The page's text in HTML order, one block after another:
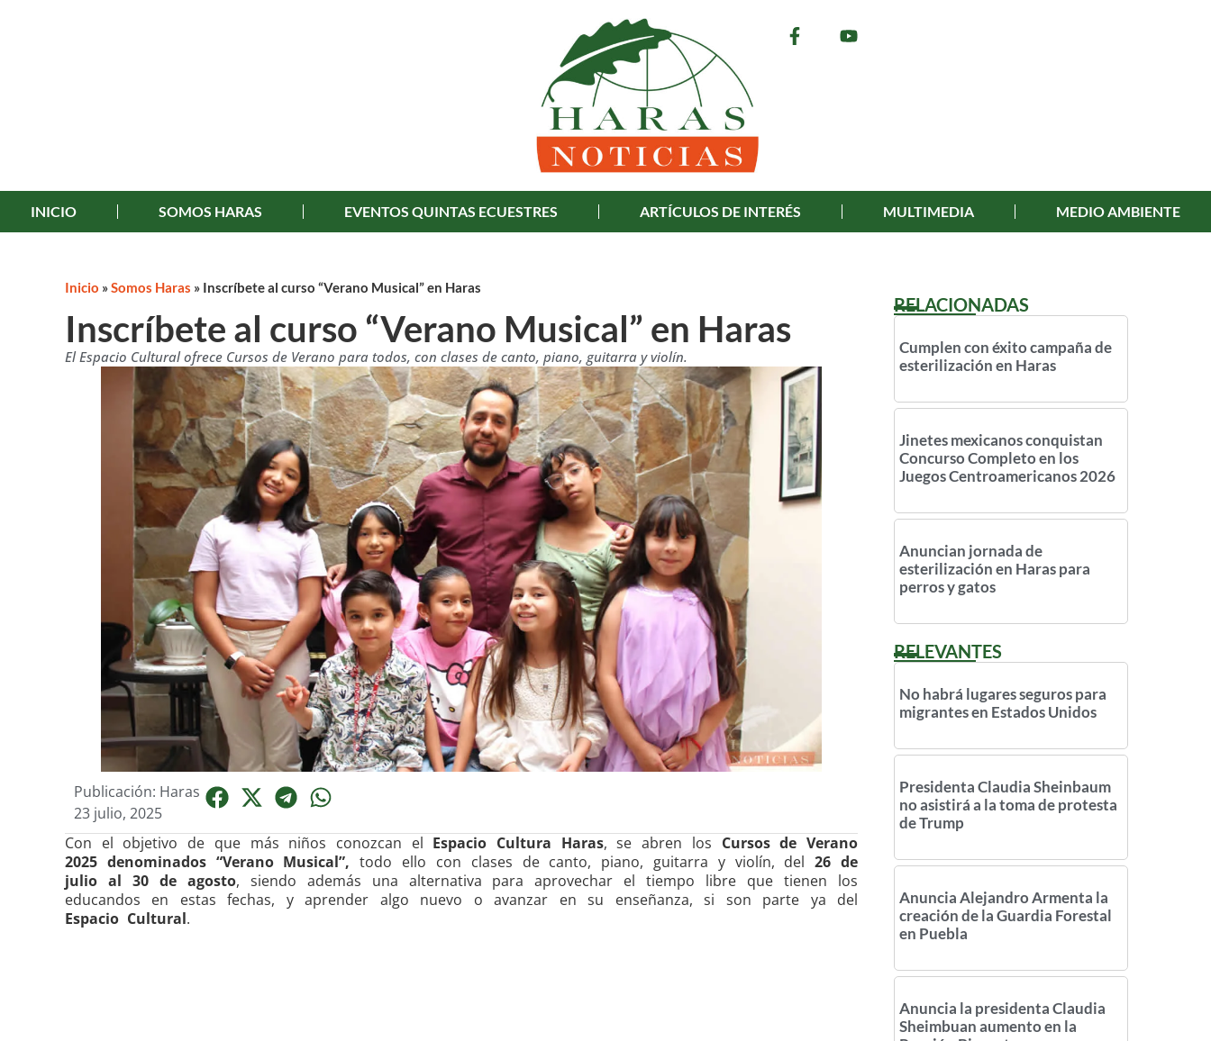
INICIO SOMOS HARAS EVENTOS QUINTAS ECUESTRES ARTÍCULOS DE INTERÉS MULTIMEDIA MEDIO AMBIENTE
Inicio »Somos Haras » Inscríbete al curso “Verano Musical” en Haras
Inscríbete al curso “Verano Musical” en Haras
El Espacio Cultural ofrece Cursos de Verano para todos, con clases de canto, piano, guitarra y violín.
Publicación: Haras
23 julio, 2025
Con el objetivo de que más niños conozcan el Espacio Cultura Haras, se abren los Cursos de Verano
2025 denominados “Verano Musical”, todo ello con clases de canto, piano, guitarra y violín, del26 de
julio al 30 de agosto, siendo además una alternativa para aprovechar el tiempo libre que tienen los
educandos en estas fechas, y aprender algo nuevo o avanzar en su enseñanza, si son parte ya del
Espacio Cultural.
RELACIONADAS
Cumplen con éxito campaña de
esterilización en Haras
Jinetes mexicanos conquistan
Concurso Completo en los
Juegos Centroamericanos 2026
Anuncian jornada de
esterilización en Haras para
perros y gatos
RELEVANTES
No habrá lugares seguros para
migrantes en Estados Unidos
Presidenta Claudia Sheinbaum
no asistirá a la toma de protesta
de Trump
Anuncia Alejandro Armenta la
creación de la Guardia Forestal
en Puebla
Anuncia la presidenta Claudia
Sheimbuan aumento en la